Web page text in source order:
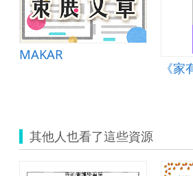
MAKAR
其他人也看了這些資源